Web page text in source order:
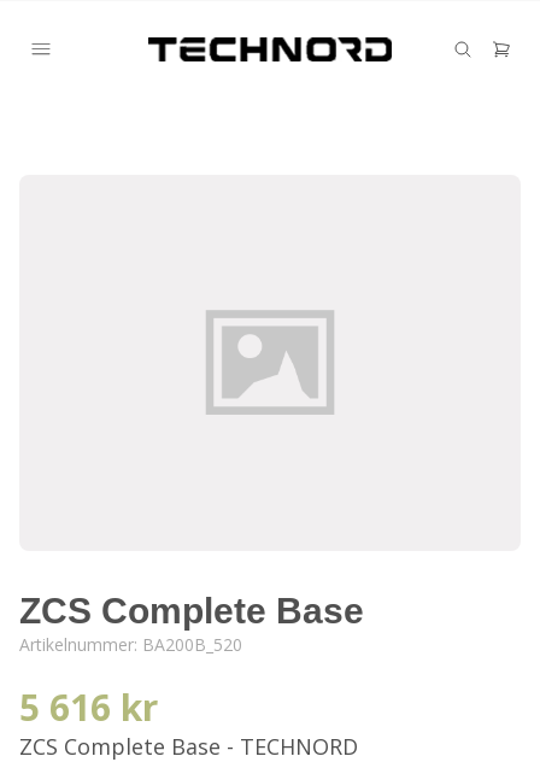
ZCS Complete Base
Artikelnummer: BA200B_520
5 616 kr
ZCS Complete Base - TECHNORD